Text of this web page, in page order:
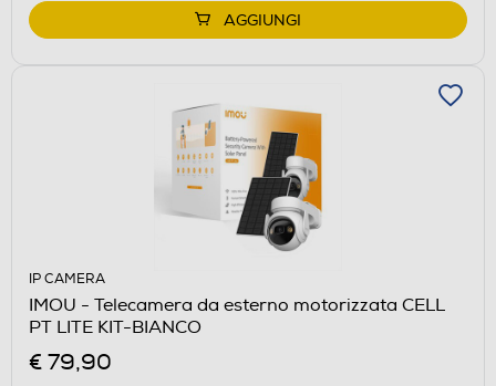
AGGIUNGI
IP CAMERA
IMOU - Telecamera da esterno motorizzata CELL
PT LITE KIT-BIANCO
€ 79,90